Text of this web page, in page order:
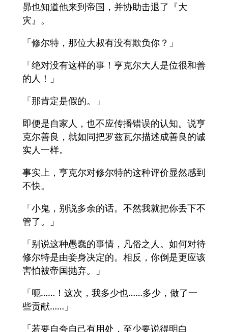
昴也知道他来到帝国，并协助击退了『大
灾』。
「修尔特，那位大叔有没有欺负你？」
「绝对没有这样的事！亨克尔大人是位很和善
的人！」
「那肯定是假的。」
即便是自家人，也不应传播错误的认知。说亨
克尔善良，就如同把罗兹瓦尔描述成善良的诚
实人一样。
事实上，亨克尔对修尔特的这种评价显然感到
不快。
「小鬼，别说多余的话。不然我就把你丢下不
管了。」
「别说这种愚蠢的事情，凡俗之人。如何对待
修尔特是由妾身决定的。相反，你倒是更应该
害怕被帝国抛弃。」
「呃……！这次，我多少也……多少，做了一
些贡献……」
「若要自夸自己有用处，至少要说得明白